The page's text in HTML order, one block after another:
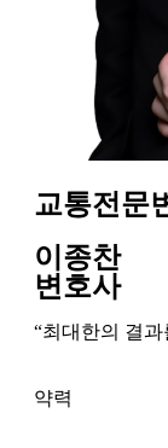
교통전문
이종찬
변호사
“최대한의 결
약력